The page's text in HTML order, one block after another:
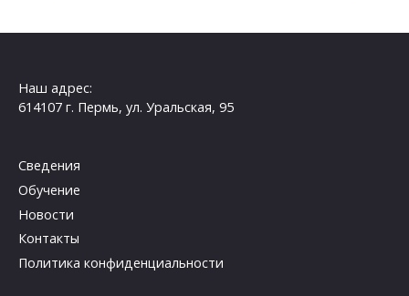
Наш адрес:
614107 г. Пермь, ул. Уральская, 95
Сведения
Обучение
Новости
Контакты
Политика конфиденциальности